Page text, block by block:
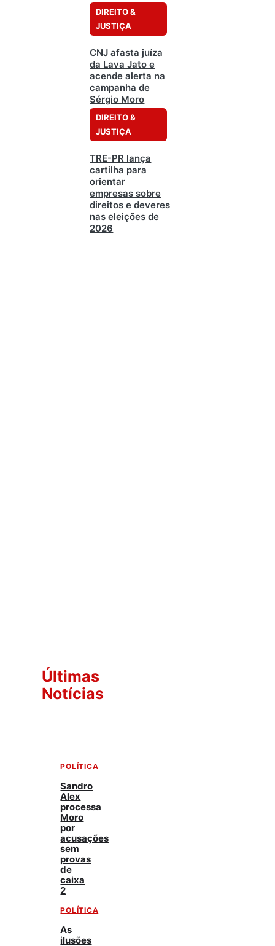
DIREITO &
JUSTIÇA
CNJ afasta juíza
da Lava Jato e
acende alerta na
campanha de
Sérgio Moro
DIREITO &
JUSTIÇA
TRE-PR lança
cartilha para
orientar
empresas sobre
direitos e deveres
nas eleições de
2026
Últimas
Notícias
POLÍTICA
Sandro
Alex
processa
Moro
por
acusações
sem
provas
de
caixa
2
POLÍTICA
As
ilusões